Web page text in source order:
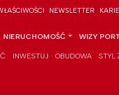
NEWSLETTER
NIERUCHOMOŚĆ WIZY
INWESTUJ OBUDOWA STYL